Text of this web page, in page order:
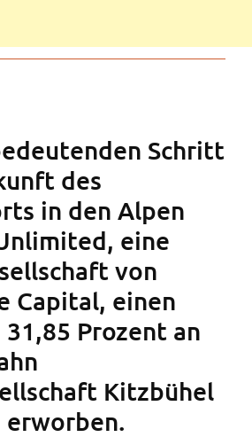
Schritt
des
in den Alpen
eine
von
Capital, einen
Prozent an
Kitzbühel
erworben.